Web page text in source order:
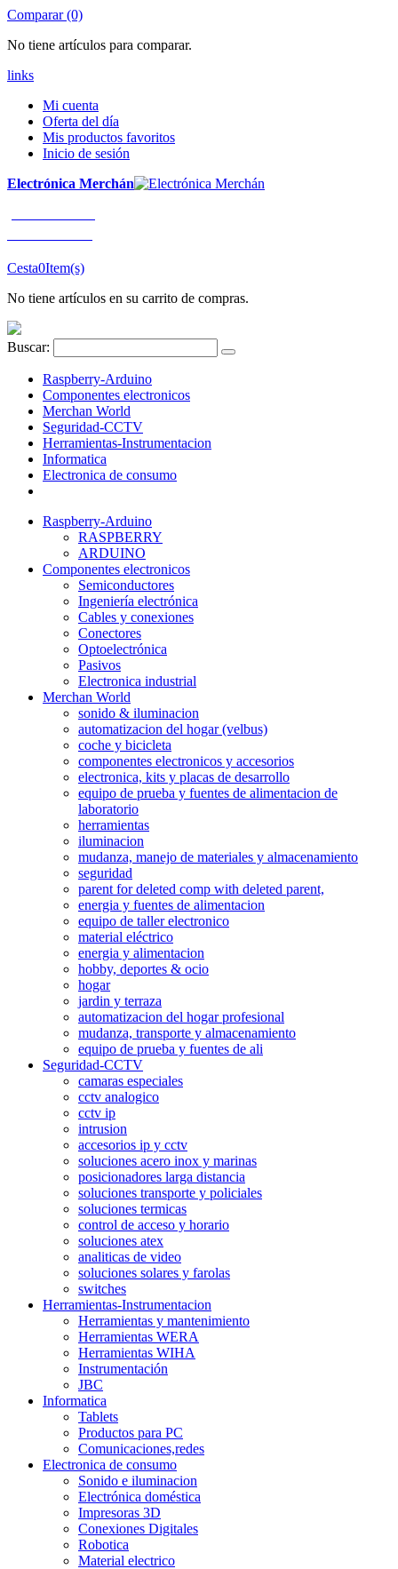
Comparar (0)
No tiene artículos para comparar.
links
Mi cuenta
Oferta del día
Mis productos favoritos
Inicio de sesión
Electrónica Merchán
Cesta0Item(s)
No tiene artículos en su carrito de compras.
Buscar:
Raspberry-Arduino
Componentes electronicos
Merchan World
Seguridad-CCTV
Herramientas-Instrumentacion
Informatica
Electronica de consumo
Raspberry-Arduino
RASPBERRY
ARDUINO
Componentes electronicos
Semiconductores
Ingeniería electrónica
Cables y conexiones
Conectores
Optoelectrónica
Pasivos
Electronica industrial
Merchan World
sonido & iluminacion
automatizacion del hogar (velbus)
coche y bicicleta
componentes electronicos y accesorios
electronica, kits y placas de desarrollo
equipo de prueba y fuentes de alimentacion de
laboratorio
herramientas
iluminacion
mudanza, manejo de materiales y almacenamiento
seguridad
parent for deleted comp with deleted parent,
energia y fuentes de alimentacion
equipo de taller electronico
material eléctrico
energia y alimentacion
hobby, deportes & ocio
hogar
jardin y terraza
automatizacion del hogar profesional
mudanza, transporte y almacenamiento
equipo de prueba y fuentes de ali
Seguridad-CCTV
camaras especiales
cctv analogico
cctv ip
intrusion
accesorios ip y cctv
soluciones acero inox y marinas
posicionadores larga distancia
soluciones transporte y policiales
soluciones termicas
control de acceso y horario
soluciones atex
analiticas de video
soluciones solares y farolas
switches
Herramientas-Instrumentacion
Herramientas y mantenimiento
Herramientas WERA
Herramientas WIHA
Instrumentación
JBC
Informatica
Tablets
Productos para PC
Comunicaciones,redes
Electronica de consumo
Sonido e iluminacion
Electrónica doméstica
Impresoras 3D
Conexiones Digitales
Robotica
Material electrico